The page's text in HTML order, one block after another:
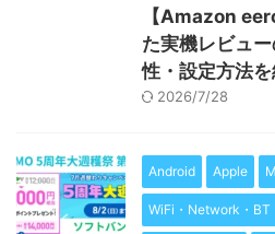
【Amazon
た実機レビュ
性・設定方法を
2026/7/28
Android Apple
WiFi・Network・BT